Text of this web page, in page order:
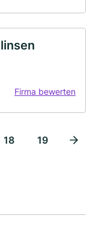
Firma bewerten
18 19